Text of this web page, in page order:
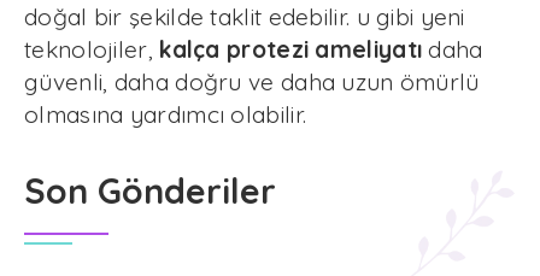
doğal bir şekilde taklit edebilir. u gibi yeni
teknolojiler, kalça protezi ameliyatı daha
güvenli, daha doğru ve daha uzun ömürlü
olmasına yardımcı olabilir.
Son Gönderiler